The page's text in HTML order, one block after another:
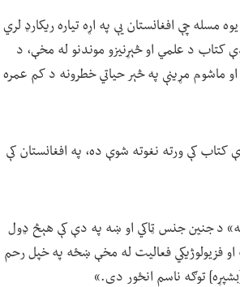
یوه مسله چې افغانستان یې په اړه تیاره ریکارډ لري
کتاب د علمي او څېړنیزو موندنو له مخې، د
ماشوم مړینې په څېر حیاتي خطرونه د کم عمره
کې ورته نغوته شوې ده، په افغانستان کې
د جنین جنس ټاکي او ښه په دې کې هېڅ ډول
جوړښت او فزیولوژیکي فعالیت له مخې ښځه په خپل رحم
توګه ناسم انځور دی.»